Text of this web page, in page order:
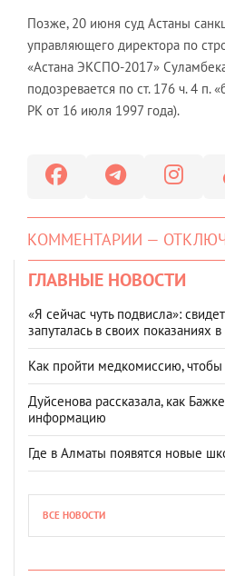
Позже, 20 июня суд Астаны
управляющего директора по
«Астана ЭКСПО-2017»
подозревается по ст. 176 ч. 4 п.
РК от 16 июля 1997 года).
КОММЕНТАРИИ —
ГЛАВНЫЕ НОВОСТИ
«Я сейчас чуть подвисла»:
запуталась в своих показаниях в
Как пройти медкомиссию,
Дуйсенова рассказала, как
информацию
Где в Алматы появятся новые
ВСЕ НОВОСТИ